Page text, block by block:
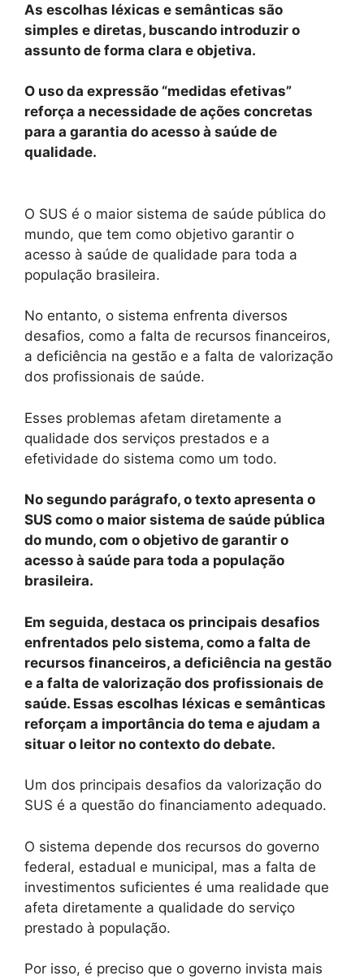
As escolhas léxicas e semânticas são
simples e diretas, buscando introduzir o
assunto de forma clara e objetiva.
O uso da expressão “medidas efetivas”
reforça a necessidade de ações concretas
para a garantia do acesso à saúde de
qualidade.
O SUS é o maior sistema de saúde pública do
mundo, que tem como objetivo garantir o
acesso à saúde de qualidade para toda a
população brasileira.
No entanto, o sistema enfrenta diversos
desafios, como a falta de recursos financeiros,
a deficiência na gestão e a falta de valorização
dos profissionais de saúde.
Esses problemas afetam diretamente a
qualidade dos serviços prestados e a
efetividade do sistema como um todo.
No segundo parágrafo, o texto apresenta o
SUS como o maior sistema de saúde pública
do mundo, com o objetivo de garantir o
acesso à saúde para toda a população
brasileira.
Em seguida, destaca os principais desafios
enfrentados pelo sistema, como a falta de
recursos financeiros, a deficiência na gestão
e a falta de valorização dos profissionais de
saúde. Essas escolhas léxicas e semânticas
reforçam a importância do tema e ajudam a
situar o leitor no contexto do debate.
Um dos principais desafios da valorização do
SUS é a questão do financiamento adequado.
O sistema depende dos recursos do governo
federal, estadual e municipal, mas a falta de
investimentos suficientes é uma realidade que
afeta diretamente a qualidade do serviço
prestado à população.
Por isso, é preciso que o governo invista mais